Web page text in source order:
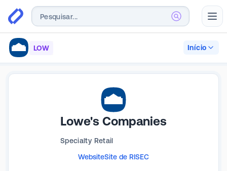
LOW Início
Lowe's Companies
Specialty Retail
WebsiteSite de RISEC